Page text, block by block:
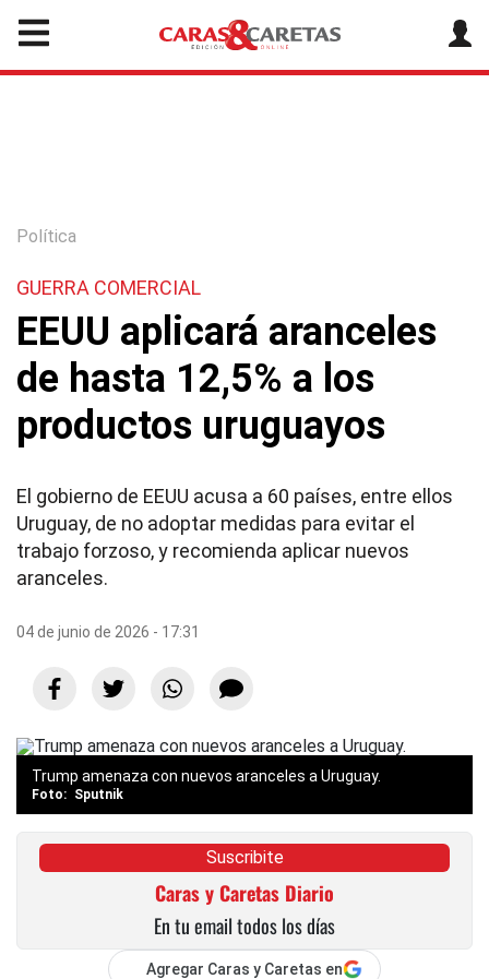
Política
GUERRA COMERCIAL
EEUU aplicará aranceles
de hasta 12,5% a los
productos uruguayos
El gobierno de EEUU acusa a 60 países, entre ellos
Uruguay, de no adoptar medidas para evitar el
trabajo forzoso, y recomienda aplicar nuevos
aranceles.
04 de junio de 2026 - 17:31
Trump amenaza con nuevos aranceles a Uruguay.
Sputnik
Suscribite
Caras y Caretas Diario
En tu email todos los días
Agregar Caras y Caretas en